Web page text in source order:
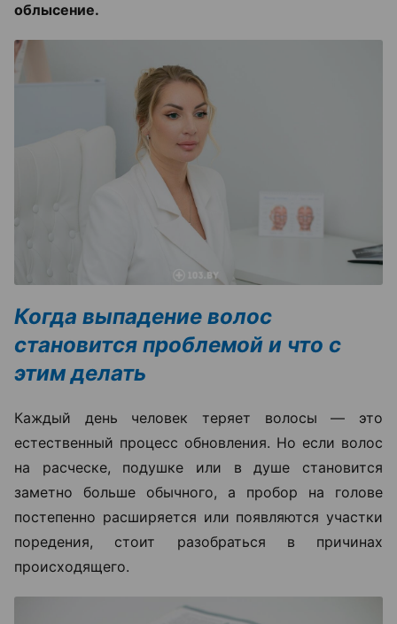
облысение.
Когда выпадение волос
становится проблемой и что с
этим делать
Каждый день человек теряет волосы — это
естественный процесс обновления. Но если волос
на расческе, подушке или в душе становится
заметно больше обычного, а пробор на голове
постепенно расширяется или появляются участки
поредения, стоит разобраться в причинах
происходящего.